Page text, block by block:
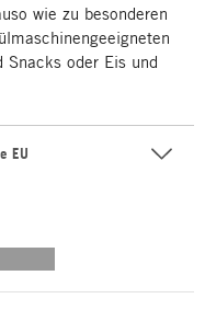
wie zu besonderen
Snacks oder Eis und
EU